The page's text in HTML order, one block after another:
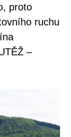
proto
ruchu
–